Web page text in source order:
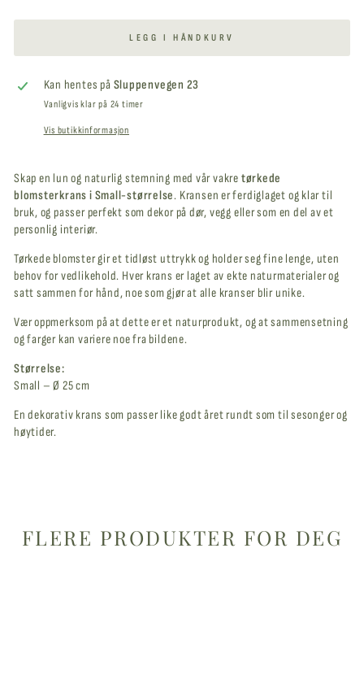
LEGG I HÅNDKURV
Kan hentes på Sluppenvegen 23
Vanligvis klar på 24 timer
Vis butikkinformasjon
Skap en lun og naturlig stemning med vår vakre tørkede
blomsterkrans i Small-størrelse. Kransen er ferdiglaget og klar til
bruk, og passer perfekt som dekor på dør, vegg eller som en del av et
personlig interiør.
Tørkede blomster gir et tidløst uttrykk og holder seg fine lenge, uten
behov for vedlikehold. Hver krans er laget av ekte naturmaterialer og
satt sammen for hånd, noe som gjør at alle kranser blir unike.
Vær oppmerksom på at dette er et naturprodukt, og at sammensetning
og farger kan variere noe fra bildene.
Størrelse:
Small – Ø 25 cm
En dekorativ krans som passer like godt året rundt som til sesonger og
høytider.
FLERE PRODUKTER FOR DEG